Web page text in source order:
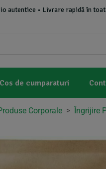
autentice • Livrare rapidă în
Cos de cumparaturi
Corporale > Îngrijire